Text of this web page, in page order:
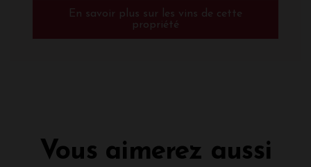
En savoir plus sur les vins de cette
propriété
Vous aimerez aussi